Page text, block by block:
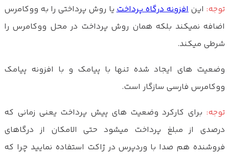
توجه: اینافزونه درگاه پرداختیا روش پرداختی را به ووکامرس
اضافه نمیکند بلکه همان روش پرداخت در محل ووکامرس را
شرطی میکند.
وضعیت های ایجاد شده تنها با پیامک و با افزونه پیامک
ووکامرس فارسی سازگار است.
توجه: برای کارکرد وضعیت های پیش پرداخت یعنی زمانی که
درصدی از مبلغ پرداخت میشود حتی الامکان از درگاهای
فروشنده هم صدا با وردپرس در ژاکت استفاده نمایید چرا که